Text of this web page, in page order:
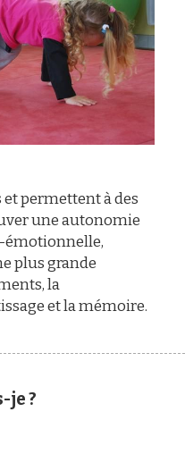
permettent à des
une autonomie
émotionnelle,
plus grande
la
et la mémoire.
je ?